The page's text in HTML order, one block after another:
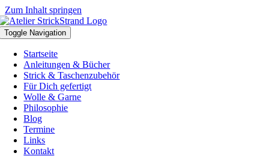
Zum Inhalt springen
Toggle Navigation
Startseite
Anleitungen & Bücher
Strick & Taschenzubehör
Für Dich gefertigt
Wolle & Garne
Philosophie
Blog
Termine
Links
Kontakt